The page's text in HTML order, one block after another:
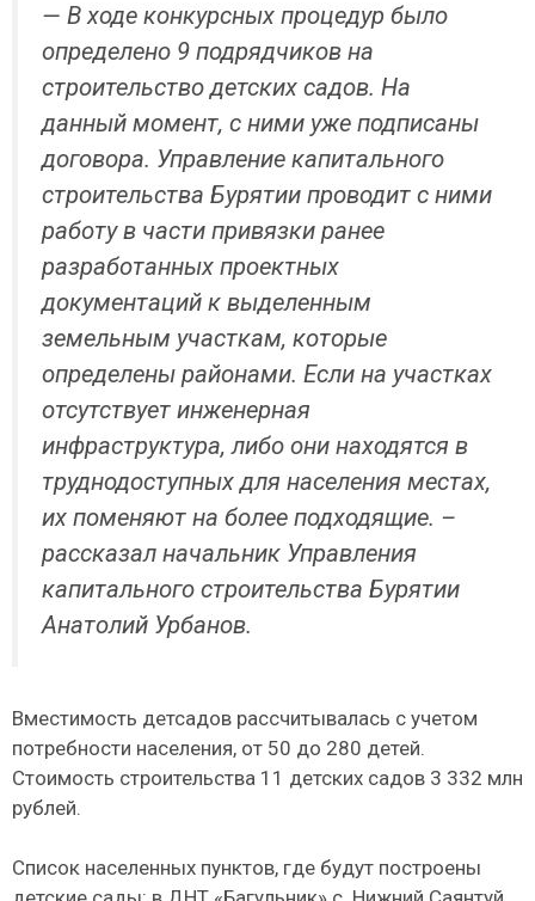
— В ходе конкурсных процедур было
определено 9 подрядчиков на
строительство детских садов. На
данный момент, с ними уже подписаны
договора. Управление капитального
строительства Бурятии проводит с ними
работу в части привязки ранее
разработанных проектных
документаций к выделенным
земельным участкам, которые
определены районами. Если на участках
отсутствует инженерная
инфраструктура, либо они находятся в
труднодоступных для населения местах,
их поменяют на более подходящие. –
рассказал начальник Управления
капитального строительства Бурятии
Анатолий Урбанов.
Вместимость детсадов рассчитывалась с учетом
потребности населения, от 50 до 280 детей.
Стоимость строительства 11 детских садов 3 332 млн
рублей.
Список населенных пунктов, где будут построены